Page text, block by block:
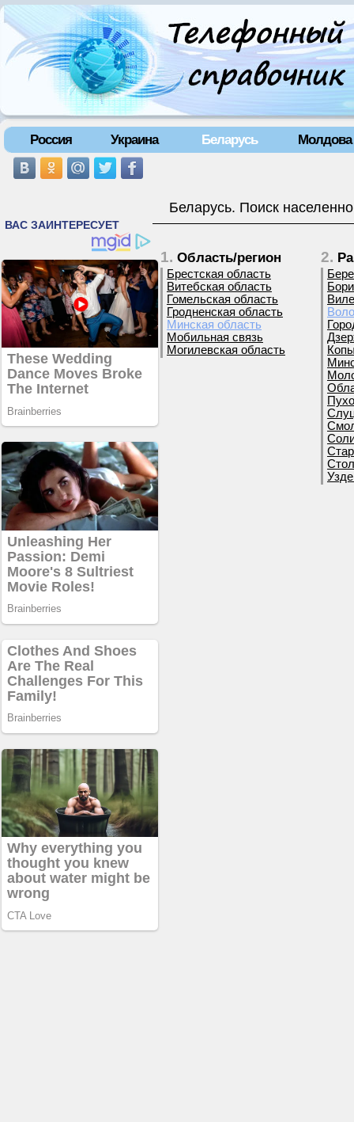
Россия Украина Беларусь Молдова
Беларусь. Поиск
1. Область/регион
Брестская область
Витебская область
Гомельская область
Гродненская область
Минская область
Мобильная связь
Могилевская область
2.